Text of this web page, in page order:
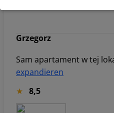
Grzegorz
expandieren
8,5